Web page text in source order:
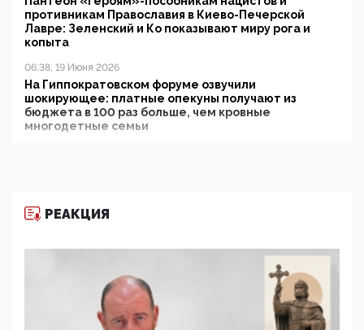
противникам Православия в Киево-Печерской
Лавре: Зеленский и Ко показывают миру рога и
копыта
06:38, 19 Июня 2026
На Гиппократовском форуме озвучили
шокирующее: платные опекуны получают из
бюджета в 100 раз больше, чем кровные
многодетные семьи
11:53, 09 Июня 2026
деятельность ИИТО ЮНЕСКО в России, но
цифроглобалисты продолжают определять
повестку в образовании
09:43, 01 Июня 2026
5G за счет здоровья граждан: Минцифры намерено
РЕАКЦИЯ